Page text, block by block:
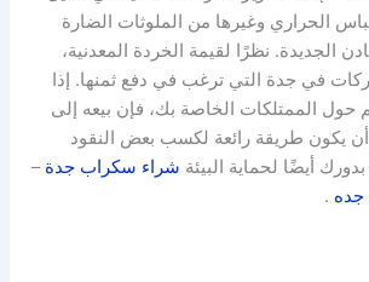
الحراري وغيرها من الملوثات الضارة
الجديدة. نظرًا لقيمة الخردة المعدنية،
في جدة التي ترغب في دفع ثمنها. إذا
حول الممتلكات الخاصة بك، فإن بيعه إلى
يكون طريقة رائعة لكسب بعض النقود
بدورك أيضًا لحماية البيئة شراء سكراب جدة –
.